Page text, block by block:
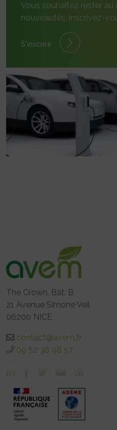
Vous souhaitez rester au
nouveautés, inscrivez-
S'inscrire
The Crown, Bât. B
21 Avenue Simone Veil
06200 NICE
contact@avem.fr
09 52 38 98 57